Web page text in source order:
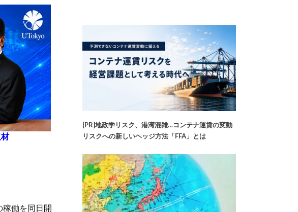
働を同日開
[PR]地政学リスク、港湾混雑…コンテナ運賃の変動
リスクへの新しいヘッジ方法「FFA」とは